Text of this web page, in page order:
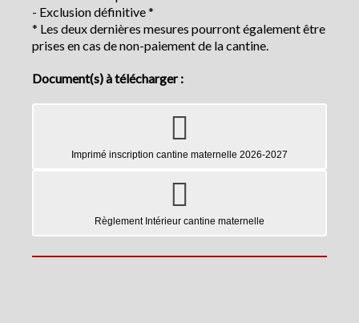
- Exclusion définitive *
* Les deux dernières mesures pourront également être
prises en cas de non-paiement de la cantine.
Document(s) à télécharger :
Imprimé inscription cantine maternelle 2026-2027
Règlement Intérieur cantine maternelle